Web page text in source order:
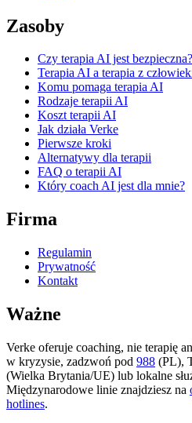
Zasoby
Czy terapia AI jest bezpieczna?
Terapia AI a terapia z
Komu pomaga terapia AI
Rodzaje terapii AI
Koszt terapii AI
Jak działa Verke
Pierwsze kroki
Alternatywy dla terapii
FAQ o terapii AI
Który coach AI jest dla mnie?
Firma
Regulamin
Prywatność
Kontakt
Ważne
Verke oferuje coaching, nie terapię
w kryzysie, zadzwoń pod 988 (PL),
(Wielka Brytania/UE) lub lokalne
Międzynarodowe linie znajdziesz na
hotlines.